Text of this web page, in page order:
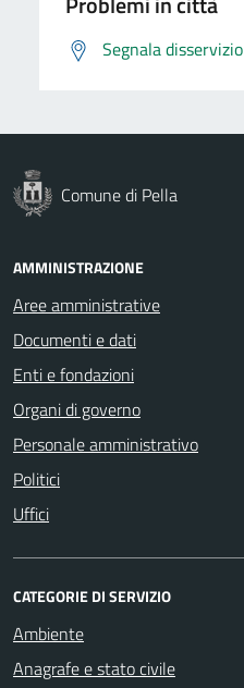
Segnala disservizio
Comune di Pella
AMMINISTRAZIONE
Aree amministrative
Documenti e dati
Enti e fondazioni
Organi di governo
Personale amministrativo
Politici
Uffici
CATEGORIE DI SERVIZIO
Ambiente
Anagrafe e stato civile